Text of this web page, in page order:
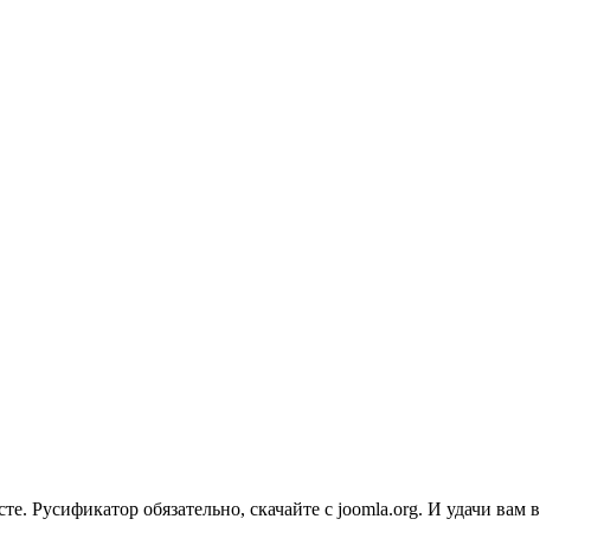
Русификатор обязательно, скачайте с joomla.org. И удачи вам в